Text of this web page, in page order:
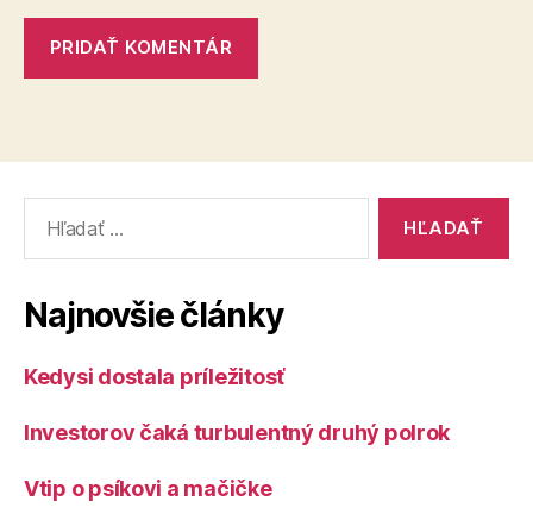
Najnovšie články
Kedysi dostala príležitosť
Investorov čaká turbulentný druhý polrok
Vtip o psíkovi a mačičke